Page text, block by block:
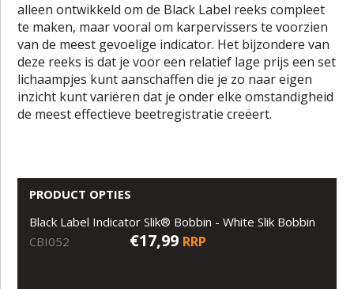
alleen ontwikkeld om de Black Label reeks compleet
te maken, maar vooral om karpervissers te voorzien
van de meest gevoelige indicator. Het bijzondere van
deze reeks is dat je voor een relatief lage prijs een set
lichaampjes kunt aanschaffen die je zo naar eigen
inzicht kunt variëren dat je onder elke omstandigheid
de meest effectieve beetregistratie creëert.
PRODUCT OPTIES
Black Label Indicator Slik® Bobbin - White Slik Bobbin
CBI052
€17,99 RRP